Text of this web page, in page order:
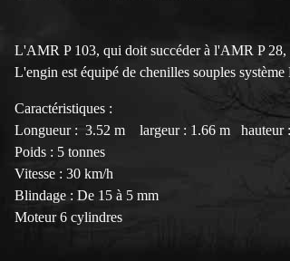
L'AMR P 103, qui doit succéder à l'AMR P 28,
L'engin est équipé de chenilles souples système
Caractéristiques :
Longueur : 3.52 m largeur : 1.66 m hauteur
Poids : 5 tonnes
Vitesse : 30 km/h
Blindage : De 15 à 5 mm
Moteur 6 cylindres